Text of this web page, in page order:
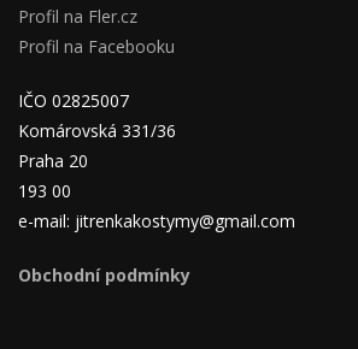
Profil na Fler.cz
Profil na Facebooku
IČO 02825007
Komárovská 331/36
Praha 20
193 00
e-mail: jitrenkakostymy@gmail.com
Obchodní podmínky